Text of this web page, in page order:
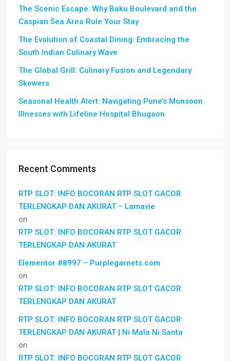
The Scenic Escape: Why Baku Boulevard and the
Caspian Sea Area Rule Your Stay
The Evolution of Coastal Dining: Embracing the
South Indian Culinary Wave
The Global Grill: Culinary Fusion and Legendary
Skewers
Seasonal Health Alert: Navigating Pune’s Monsoon
Illnesses with Lifeline Hospital Bhugaon
Recent Comments
RTP SLOT: INFO BOCORAN RTP SLOT GACOR
TERLENGKAP DAN AKURAT – Lamavie
on
RTP SLOT: INFO BOCORAN RTP SLOT GACOR
TERLENGKAP DAN AKURAT
Elementor #8997 – Purplegarnets.com
on
RTP SLOT: INFO BOCORAN RTP SLOT GACOR
TERLENGKAP DAN AKURAT
RTP SLOT: INFO BOCORAN RTP SLOT GACOR
TERLENGKAP DAN AKURAT | Ni Mala Ni Santa
on
RTP SLOT: INFO BOCORAN RTP SLOT GACOR